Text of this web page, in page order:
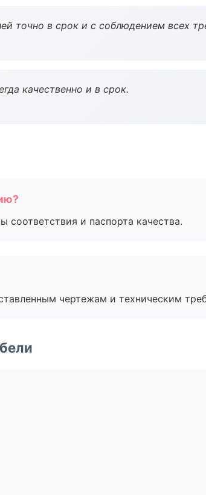
точно в срок и с соблюдением всех
качественно и в срок.
и паспорта качества.
чертежам и техническим